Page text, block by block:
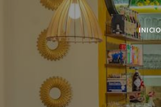
INICIO